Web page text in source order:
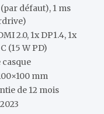
défaut), 1 ms
2.0, 1x DP1.4, 1x
(15 W PD)
casque
mm
de 12 mois